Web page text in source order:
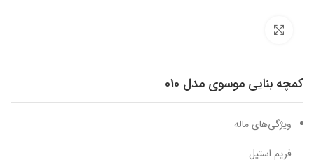
کمچه بنایی موسوی مدل 010
ویژگی‌های ماله
فریم استیل